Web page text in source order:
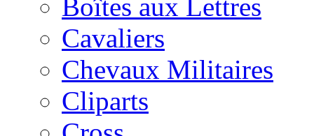
Boîtes aux Lettres
Cavaliers
Chevaux Militaires
Cliparts